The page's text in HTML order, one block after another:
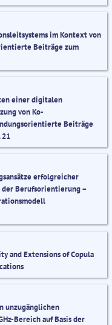
im Kontext von
Beiträge zum
einer digitalen
von Ko-
Beiträge
21
erfolgreicher
Berufsorientierung –
and Extensions of Copula
unzugänglichen
Bereich auf Basis der